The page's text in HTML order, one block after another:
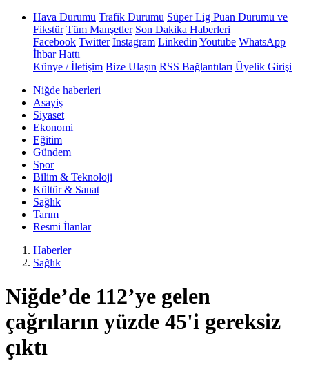
Hava Durumu Trafik Durumu Süper Lig Puan Durumu ve
Fikstür Tüm Manşetler Son Dakika Haberleri
Facebook Twitter Instagram Linkedin Youtube WhatsApp
İhbar Hattı
Künye / İletişim Bize Ulaşın RSS Bağlantıları Üyelik Girişi
Niğde haberleri
Asayiş
Siyaset
Ekonomi
Eğitim
Gündem
Spor
Bilim & Teknoloji
Kültür & Sanat
Sağlık
Tarım
Resmi İlanlar
Haberler
Sağlık
Niğde’de 112’ye gelen
çağrıların yüzde 45'i gereksiz
çıktı